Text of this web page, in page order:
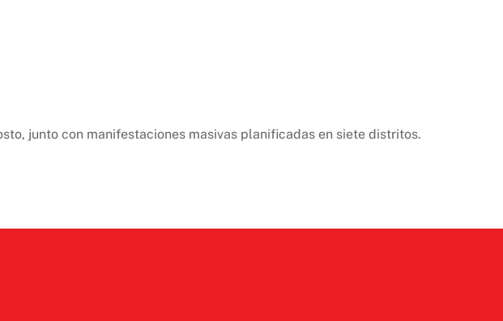
junto con manifestaciones masivas planificadas en siete distritos.